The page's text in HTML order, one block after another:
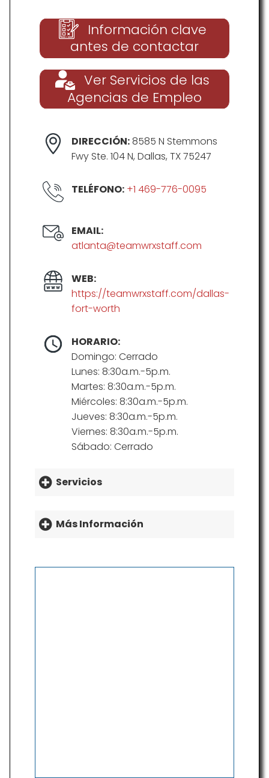
Información clave
antes de contactar
Ver Servicios de las
Agencias de Empleo
DIRECCIÓN:8585 N Stemmons
Fwy Ste. 104 N, Dallas, TX 75247
TELÉFONO: +1 469-776-0095
EMAIL:
atlanta@teamwrxstaff.com
WEB:
https://teamwrxstaff.com/dallas-
fort-worth
HORARIO:
Domingo: Cerrado
Lunes: 8:30a.m.-5p.m.
Martes: 8:30a.m.-5p.m.
Miércoles: 8:30a.m.-5p.m.
Jueves: 8:30a.m.-5p.m.
Viernes: 8:30a.m.-5p.m.
Sábado: Cerrado
Servicios
Más Información